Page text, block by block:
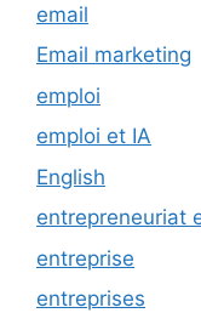
email
Email marketing
emploi
emploi et IA
English
entrepreneuriat
entreprise
entreprises